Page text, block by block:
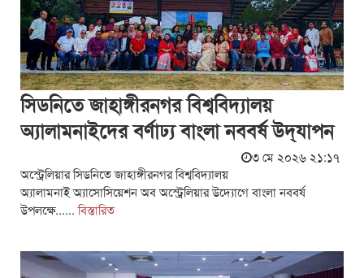
সিডনিতে জাহাঙ্গীরনগর বিশ্ববিদ্যালয়
অ্যালামনাইদের বর্ণাঢ্য বাংলা নববর্ষ উদ্‌যাপন
৩ মে ২০২৬ ২১:১৭
অস্ট্রেলিয়ার সিডনিতে জাহাঙ্গীরনগর বিশ্ববিদ্যালয়
অ্যালামনাই অ্যাসোসিয়েশন অব অস্ট্রেলিয়ার উদ্যোগে বাংলা নববর্ষ
উপলক্ষে......বিস্তারিত